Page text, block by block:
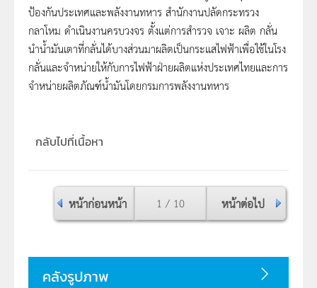
ป้องกันประเทศและพลังงานทหาร สำนักงานปลัดกระทรวง
กลาโหม ดำเนินงานครบวงจร ตั้งแต่การสำรวจ เจาะ ผลิต กลั่น
นำน้ำมันเตาที่กลั่นได้บางส่วนมาผลิตเป็นกระแสไฟฟ้าเพื่อใช้ในโรง
กลั่นและจำหน่ายให้กับการไฟฟ้าฝ่ายผลิตแห่งประเทศไทยและการ
จำหน่ายผลิตภัณฑ์น้ำมันโดยกรมการพลังงานทหาร
กลับไปที่เนื้อหา
หน้าก่อนหน้า 1 / 10 หน้าต่อไป
คลังรูปภาพ